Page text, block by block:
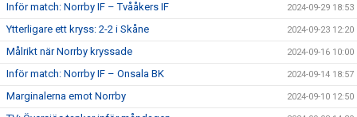
Inför match: Norrby IF – Tvååkers IF 2024-09-29 18:53
Ytterligare ett kryss: 2-2 i Skåne 2024-09-23 12:20
Målrikt när Norrby kryssade 2024-09-16 10:00
Inför match: Norrby IF – Onsala BK 2024-09-14 18:57
Marginalerna emot Norrby 2024-09-10 12:50